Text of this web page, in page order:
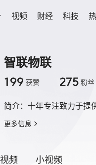
视频 财经 科技
智联物联
199 获赞 275 粉丝
简介： 十年专注致力于提
更多信息
视频 小视频